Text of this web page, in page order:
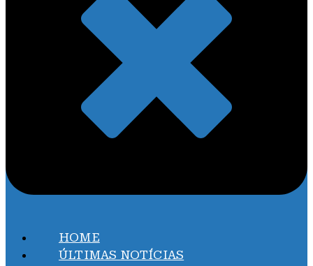
HOME
ÚLTIMAS NOTÍCIAS